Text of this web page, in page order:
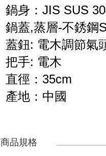
鍋身：JIS SUS
鍋蓋,蒸層-不銹鋼
蓋鈕: 電木調節氣
把手: 電木
直徑：35cm
產地：中國
商品規格